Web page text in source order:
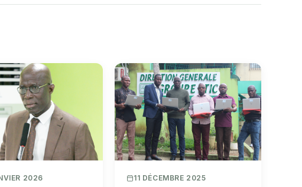
2026 11 DÉCEMBRE 2025